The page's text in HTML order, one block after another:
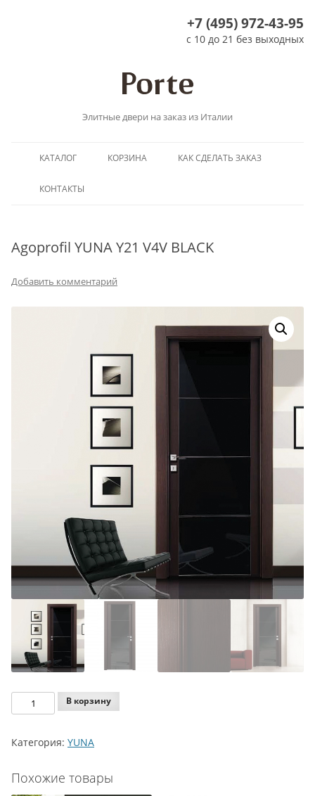
+7 (495) 972-43-95
с 10 до 21 без выходных
Элитные двери на заказ из Италии
КАТАЛОГ КОРЗИНА КАК СДЕЛАТЬ ЗАКАЗ
КОНТАКТЫ
Agoprofil YUNA Y21 V4V BLACK
Добавить комментарий
Количество
Agoprofil
Y21
BLACK
В корзину
Категория: YUNA
Похожие товары